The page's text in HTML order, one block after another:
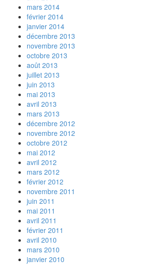
mars 2014
février 2014
janvier 2014
décembre 2013
novembre 2013
octobre 2013
août 2013
juillet 2013
juin 2013
mai 2013
avril 2013
mars 2013
décembre 2012
novembre 2012
octobre 2012
mai 2012
avril 2012
mars 2012
février 2012
novembre 2011
juin 2011
mai 2011
avril 2011
février 2011
avril 2010
mars 2010
janvier 2010